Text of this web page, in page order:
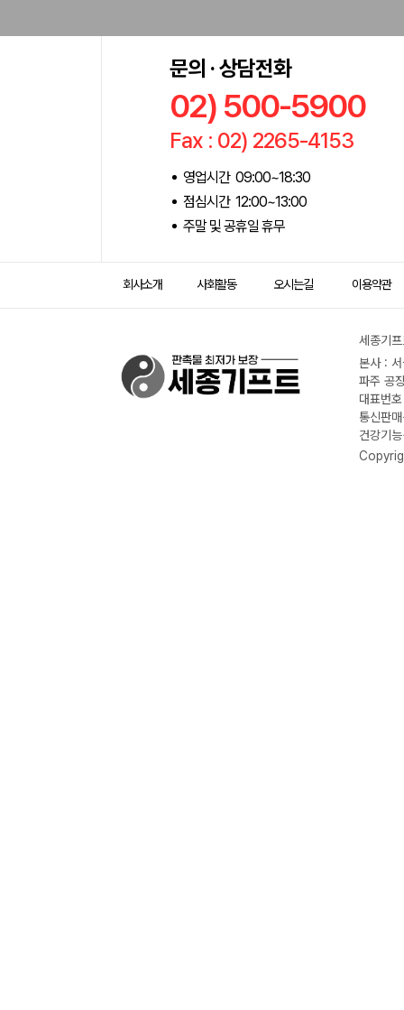
문의 · 상담전화
02) 500-5900
Fax : 02) 2265-4153
영업시간 09:00~18:30
점심시간 12:00~13:00
주말 및 공휴일 휴무
회사소개 사회활동 오시는길 이용약관
세종기
본사 :
파주 공
대표번
통신판
건강기